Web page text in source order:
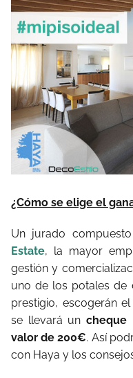
¿Cómo se elige el
Un jurado
Estate, la mayor
gestión y
uno de los potales de
prestigio, escogerán
se llevará un cheque
valor de 200€. Así
con Haya y los